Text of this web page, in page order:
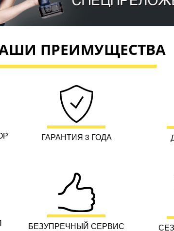
ПРЕИМУЩЕСТВА
ГАРАНТИЯ 3 ГОДА
БЕЗУПРЕЧНЫЙ СЕРВИС